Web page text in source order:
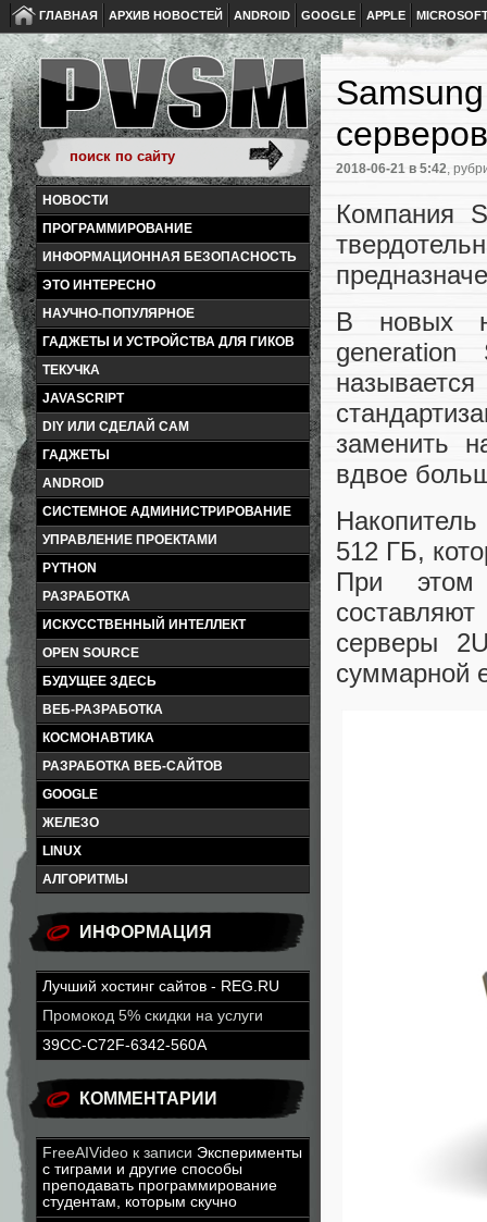
ГЛАВНАЯ АРХИВ НОВОСТЕЙ ANDROID GOOGLE APPLE
НОВОСТИ
ПРОГРАММИРОВАНИЕ
ИНФОРМАЦИОННАЯ БЕЗОПАСНОСТЬ
ЭТО ИНТЕРЕСНО
НАУЧНО-ПОПУЛЯРНОЕ
ГАДЖЕТЫ И УСТРОЙСТВА ДЛЯ ГИКОВ
ТЕКУЧКА
JAVASCRIPT
DIY ИЛИ СДЕЛАЙ САМ
ГАДЖЕТЫ
ANDROID
СИСТЕМНОЕ АДМИНИСТРИРОВАНИЕ
УПРАВЛЕНИЕ ПРОЕКТАМИ
PYTHON
РАЗРАБОТКА
ИСКУССТВЕННЫЙ ИНТЕЛЛЕКТ
OPEN SOURCE
БУДУЩЕЕ ЗДЕСЬ
ВЕБ-РАЗРАБОТКА
КОСМОНАВТИКА
РАЗРАБОТКА ВЕБ-САЙТОВ
GOOGLE
ЖЕЛЕЗО
LINUX
АЛГОРИТМЫ
ИНФОРМАЦИЯ
Лучший хостинг сайтов - REG.RU
Промокод 5% скидки на услуги
39CC-C72F-6342-560A
КОММЕНТАРИИ
FreeAIVideo к записи Эксперименты
с тиграми и другие способы
преподавать программирование
студентам, которым скучно
серверов
2018-06-21 в 5:42,
Компания
В новых
заменить
вдвое
512 ГБ,
При этом
серверы
суммарной